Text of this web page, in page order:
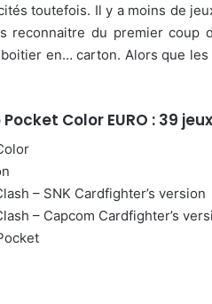
toutefois. Il y a moins de
reconnaitre du premier coup
en… carton. Alors que
Pocket Color EURO : 39
– SNK Cardfighter’s version
– Capcom Cardfighter’s